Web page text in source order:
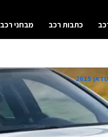
כתבות רכב מבחני רכב
2015